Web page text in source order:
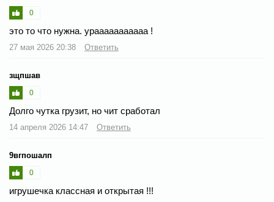
0
это то что нужна. урааааааааааа !
27 мая 2026 20:38 Ответить
зщпшав
0
Долго чутка грузит, но чит сработал
14 апреля 2026 14:47 Ответить
9вгпошалп
0
игрушечка классная и открытая !!!